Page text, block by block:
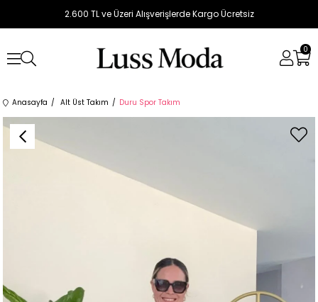
2.600 TL ve Üzeri Alışverişlerde Kargo Ücretsiz
0
Anasayfa Alt Üst Takım Duru Spor Takım